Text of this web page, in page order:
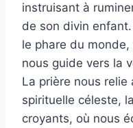
instruisant à
de son divin
le phare du
nous guide vers la
La prière nous relie
spirituelle céleste,
croyants, où nous